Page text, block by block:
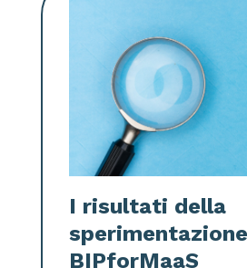
I risultati della
sperimentazione
BIPforMaaS